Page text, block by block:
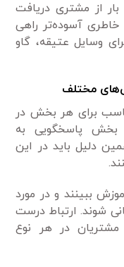
از مشتری دریافت
خاطری آسوده‌تر راهی
وسایل عتیقه، گاو
مختلف
برای هر بخش در
و بخش پاسخگویی به
دلیل باید در این
ببینند و در مورد
شوند. ارتباط درست
در هر نوع